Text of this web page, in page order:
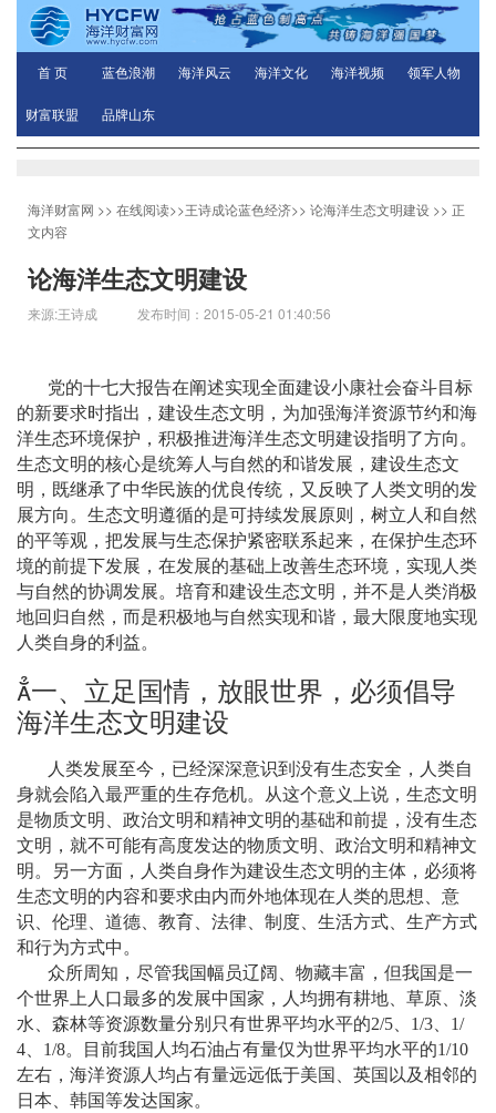
首 页 蓝色浪潮 海洋风云 海洋文化 海洋视频 领军人物
财富联盟 品牌山东
海洋财富网 >> 在线阅读>>王诗成论蓝色经济>> 论海洋生态文明建设 >> 正
文内容
论海洋生态文明建设
来源:王诗成 发布时间：2015-05-21 01:40:56
党的十七大报告在阐述实现全面建设小康社会奋斗目标
的新要求时指出，建设生态文明，为加强海洋资源节约和海
洋生态环境保护，积极推进海洋生态文明建设指明了方向。
生态文明的核心是统筹人与自然的和谐发展，建设生态文
明，既继承了中华民族的优良传统，又反映了人类文明的发
展方向。生态文明遵循的是可持续发展原则，树立人和自然
的平等观，把发展与生态保护紧密联系起来，在保护生态环
境的前提下发展，在发展的基础上改善生态环境，实现人类
与自然的协调发展。培育和建设生态文明，并不是人类消极
地回归自然，而是积极地与自然实现和谐，最大限度地实现
人类自身的利益。
一、立足国情，放眼世界，必须倡导
海洋生态文明建设
人类发展至今，已经深深意识到没有生态安全，人类自
身就会陷入最严重的生存危机。从这个意义上说，生态文明
是物质文明、政治文明和精神文明的基础和前提，没有生态
文明，就不可能有高度发达的物质文明、政治文明和精神文
明。另一方面，人类自身作为建设生态文明的主体，必须将
生态文明的内容和要求由内而外地体现在人类的思想、意
识、伦理、道德、教育、法律、制度、生活方式、生产方式
和行为方式中。
众所周知，尽管我国幅员辽阔、物藏丰富，但我国是一
个世界上人口最多的发展中国家，人均拥有耕地、草原、淡
水、森林等资源数量分别只有世界平均水平的2/5 1/3
1/
4
1/8。目前我国人均石油占有量仅为世界平均水平的1/10
左右，海洋资源人均占有量远远低于美国、英国以及相邻的
日本、韩国等发达国家。